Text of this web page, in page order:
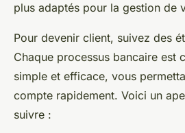
plus adaptés pour la gestion de
Pour devenir client, suivez des
Chaque processus bancaire est
simple et efficace, vous
compte rapidement. Voici un
suivre :